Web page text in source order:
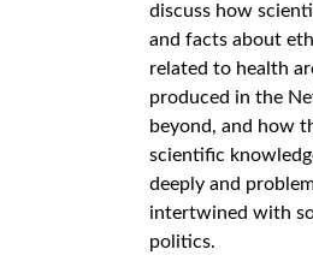
discuss how
and facts about
related to health
produced in the
beyond, and how
scientific
deeply and
intertwined with
politics.